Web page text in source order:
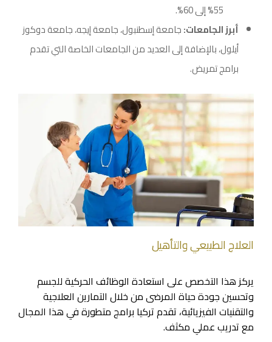
55% إلى 60%.
أبرز الجامعات:جامعة إسطنبول، جامعة إيجه، جامعة دوكوز
أيلول، بالإضافة إلى العديد من الجامعات الخاصة التي تقدم
برامج تمريض.
العلاج الطبيعي والتأهيل
يركز هذا التخصص على استعادة الوظائف الحركية للجسم
وتحسين جودة حياة المرضى من خلال التمارين العلاجية
والتقنيات الفيزيائية، تقدم تركيا برامج متطورة في هذا المجال
مع تدريب عملي مكثف.